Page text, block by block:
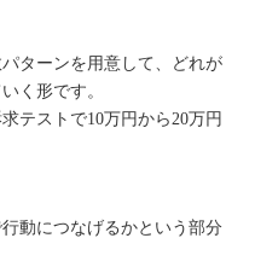
ターンを用意して、どれが
く形です。
テストで10万円から20万円
動につなげるかという部分